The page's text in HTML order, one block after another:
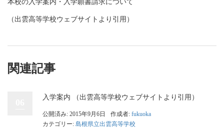
本校の入学案内・入学願書請求について
（出雲高等学校ウェブサイトより引用）
関連記事
入学案内 （出雲高等学校ウェブサイトより引用）
公開済み: 2015年9月6日 作成者: fukuoka
カテゴリー: 島根県立出雲高等学校